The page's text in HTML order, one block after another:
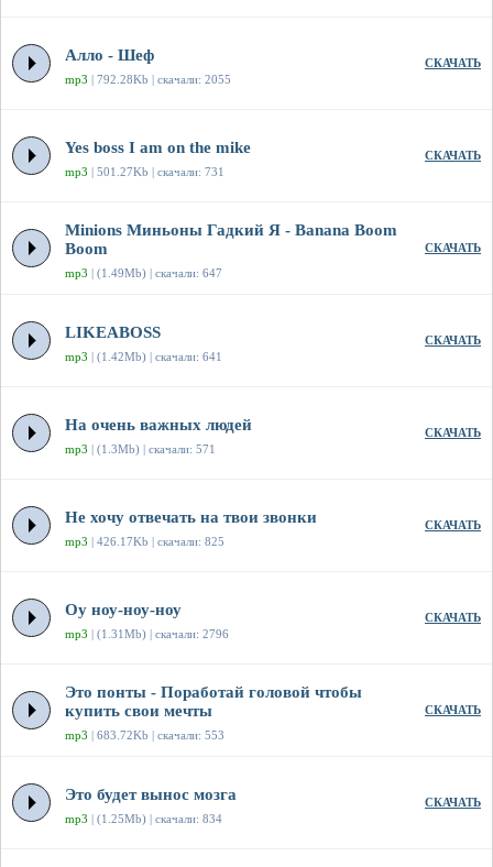
Алло - Шеф
mp3 | 792.28Kb | скачали: 2055
СКАЧАТЬ
Yes boss I am on the mike
mp3 | 501.27Kb | скачали: 731
СКАЧАТЬ
Minions Миньоны Гадкий Я - Banana Boom
Boom
mp3 | (1.49Mb) | скачали: 647
СКАЧАТЬ
LIKEABOSS
mp3 | (1.42Mb) | скачали: 641
СКАЧАТЬ
На очень важных людей
mp3 | (1.3Mb) | скачали: 571
СКАЧАТЬ
Не хочу отвечать на твои звонки
mp3 | 426.17Kb | скачали: 825
СКАЧАТЬ
Оу ноу-ноу-ноу
mp3 | (1.31Mb) | скачали: 2796
СКАЧАТЬ
Это понты - Поработай головой чтобы
купить свои мечты
mp3 | 683.72Kb | скачали: 553
СКАЧАТЬ
Это будет вынос мозга
mp3 | (1.25Mb) | скачали: 834
СКАЧАТЬ